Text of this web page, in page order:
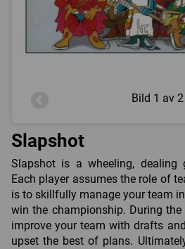
Bild 1 av 2
Slapshot
Slapshot is a wheeling, dealing
Each player assumes the role of
is to skillfully manage your team
win the championship. During
improve your team with drafts
upset the best of plans.